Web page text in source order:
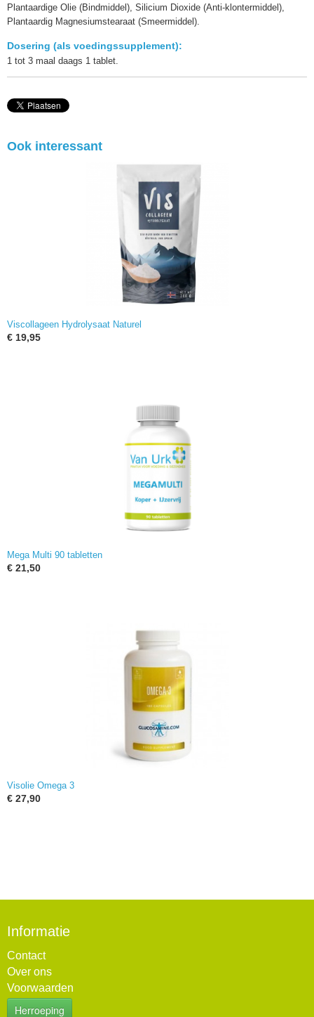
Plantaardige Olie (Bindmiddel), Silicium Dioxide (Anti-klontermiddel),
Plantaardig Magnesiumstearaat (Smeermiddel).
Dosering (als voedingssupplement):
1 tot 3 maal daags 1 tablet.
Ook interessant
Viscollageen Hydrolysaat Naturel
€ 19,95
Mega Multi 90 tabletten
€ 21,50
Visolie Omega 3
€ 27,90
Informatie
Contact
Over ons
Voorwaarden
Herroeping